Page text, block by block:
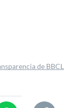
de BBCL